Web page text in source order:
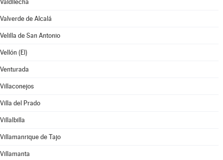
Valdilecha
Valverde de Alcalá
Velilla de San Antonio
Vellón (El)
Venturada
Villaconejos
Villa del Prado
Villalbilla
Villamanrique de Tajo
Villamanta